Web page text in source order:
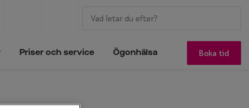
Priser och service Ögonhälsa Boka tid